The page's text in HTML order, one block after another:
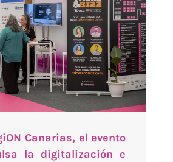
Canarias, el evento
la digitalización e